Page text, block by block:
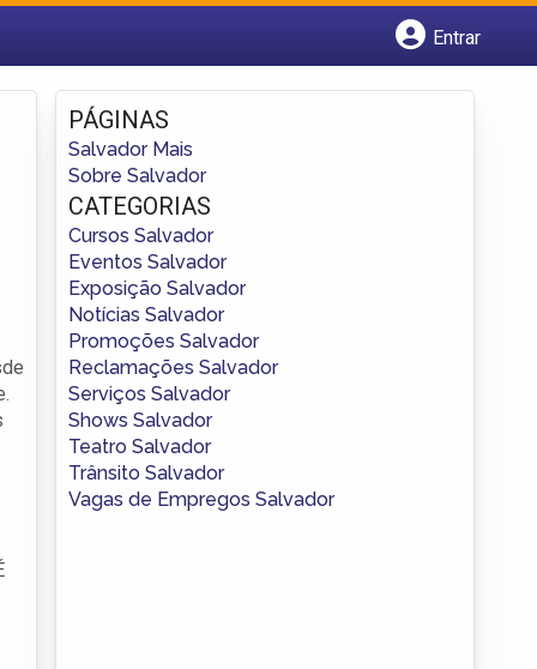
Entrar
Fazer login
Criar conta
PÁGINAS
Salvador Mais
Sobre Salvador
CATEGORIAS
Cursos Salvador
Eventos Salvador
Exposição Salvador
Notícias Salvador
Promoções Salvador
Reclamações Salvador
Serviços Salvador
Shows Salvador
Teatro Salvador
Trânsito Salvador
Vagas de Empregos Salvador